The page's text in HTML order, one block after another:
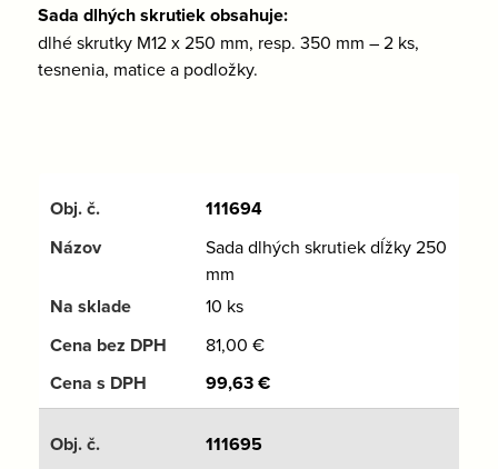
Sada dlhých skrutiek obsahuje:
dlhé skrutky M12 x 250 mm, resp. 350 mm – 2 ks,
tesnenia, matice a podložky.
111694
Sada dlhých skrutiek dĺžky 250
mm
10 ks
81,00 €
99,63€
111695